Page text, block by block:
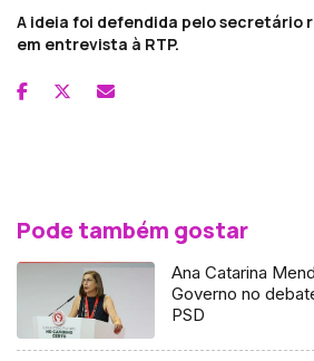
A ideia foi defendida pelo secretário
em entrevista à RTP.
Pode também gostar
Ana Catarina
Governo no
PSD